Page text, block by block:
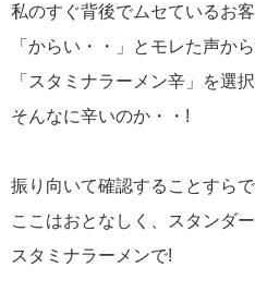
私のすぐ背後でムセているお客
「からい・・」とモレた声か
「スタミナラーメン辛」を選
そんなに辛いのか・・!
振り向いて確認することすら
ここはおとなしく、スタンダ
スタミナラーメンで!